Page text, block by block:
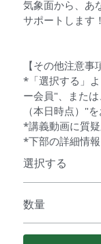
気象面から、あ
サポートします！
【その他注意事
*「選択する」
ー会員"、また
（本日時点）"
*講義動画に質
*下部の詳細情
選択する
数量